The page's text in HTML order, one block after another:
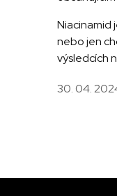
Niacinamid
nebo jen
výsledcích
30. 04.